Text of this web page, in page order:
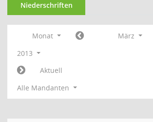
Niederschriften
Monat
März
2013
Aktuell
Alle Mandanten